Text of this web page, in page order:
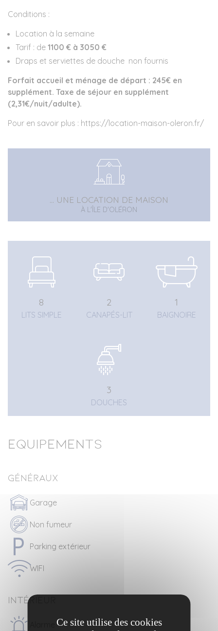
Conditions :
Location à la semaine
Tarif : de 1100 € à 3050 €
Draps et serviettes de douche non fournis
Forfait accueil et ménage de départ : 245€ en
supplément. Taxe de séjour en supplément
(2,31€/nuit/adulte).
Pour en savoir plus : https://location-maison-oleron.fr/
... UNE LOCATION DE MAISON
À L'ÎLE D'OLÉRON
8
LITS SIMPLE
2
CANAPÉS-LIT
1
BAIGNOIRE
3
DOUCHES
Equipements
Généraux
Garage
Non fumeur
Parking extérieur
WIFI
Intérieur
Ce site utilise des cookies